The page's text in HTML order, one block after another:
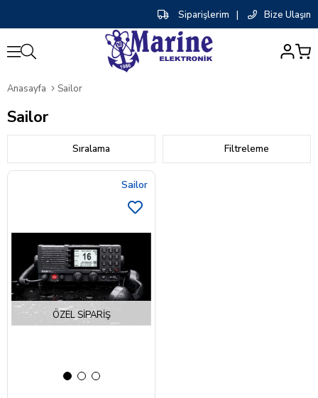
Siparişlerim | Bize Ulaşın
Anasayfa Sailor
Sailor
Filtreleme
Sıralama
ÖZEL SIPARIŞ
Sailor